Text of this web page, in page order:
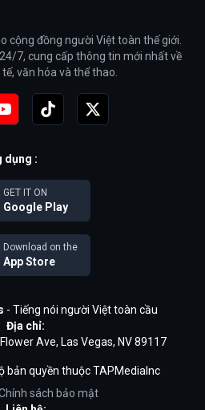
cộng đồng người Việt toàn thế giới.
7, cung cấp thông tin mới nhất về
văn hóa và thể thao.
dụng :
GET IT ON
Google Play
Download on the
App Store
- Tiếng nói người Việt toàn cầu
Địa chỉ:
Ave, Las Vegas, NV 89117
bản quyền thuộc TAPMediaInc
sách bảo mật